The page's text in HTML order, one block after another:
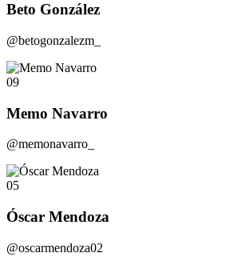
Beto González
@betogonzalezm_
09
Memo Navarro
@memonavarro_
05
Óscar Mendoza
@oscarmendoza02